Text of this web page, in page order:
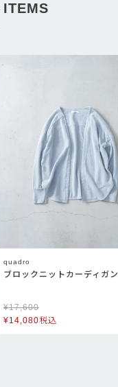
quadro
ブロックニットカーディガン
¥17,600
¥14,080税込